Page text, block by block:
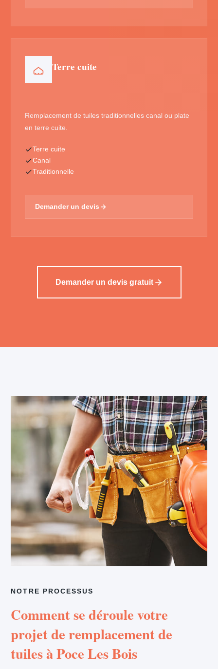
Terre cuite
Remplacement de tuiles traditionnelles canal ou plate
en terre cuite.
Terre cuite
Canal
Traditionnelle
Demander un devis
Demander un devis gratuit
NOTRE PROCESSUS
Comment se déroule votre
projet de remplacement de
tuiles à Poce Les Bois